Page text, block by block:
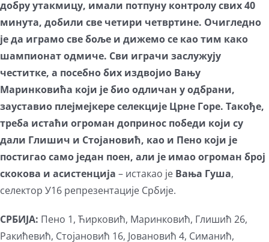
добру утакмицу, имали потпуну контролу свих 40
минута, добили све четири четвртине. Очигледно
је да играмо све боље и дижемо се као тим како
шампионат одмиче. Сви играчи заслужују
честитке, а посебно бих издвојио Вању
Маринковића који је био одличан у одбрани,
зауставио плејмејкере селекције Црне Горе. Такође,
треба истаћи огроман допринос победи који су
дали Глишич и Стојановић, као и Пено који је
постигао само један поен, али је имао огроман број
скокова и асистенција – истакао је Вања Гуша,
селектор У16 репрезентације Србије.
СРБИЈА: Пено 1, Ћирковић, Маринковић, Глишић 26,
Ракићевић, Стојановић 16, Јовановић 4, Симанић,